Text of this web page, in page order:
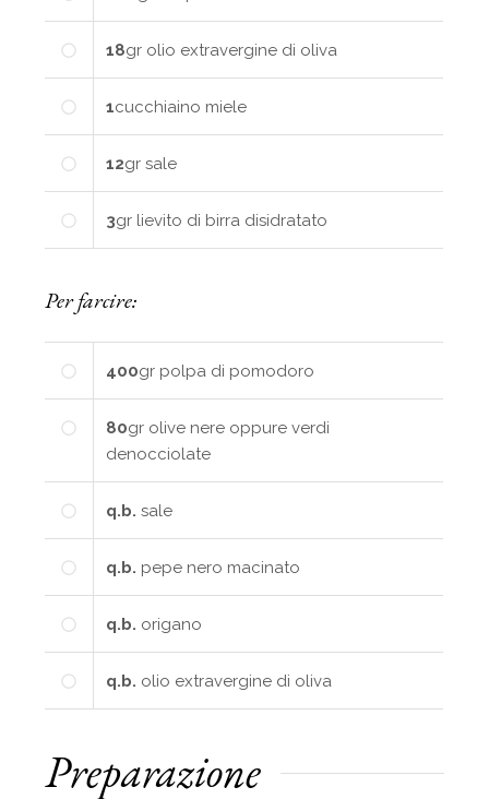
18gr olio extravergine di oliva
1cucchiaino miele
12gr sale
3gr lievito di birra disidratato
Per farcire:
400gr polpa di pomodoro
80gr olive nere oppure verdi
denocciolate
q.b. sale
q.b. pepe nero macinato
q.b. origano
q.b. olio extravergine di oliva
Preparazione